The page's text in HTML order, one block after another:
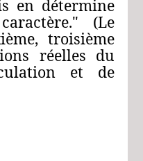
en détermine
(Le
troisième
réelles du
et de